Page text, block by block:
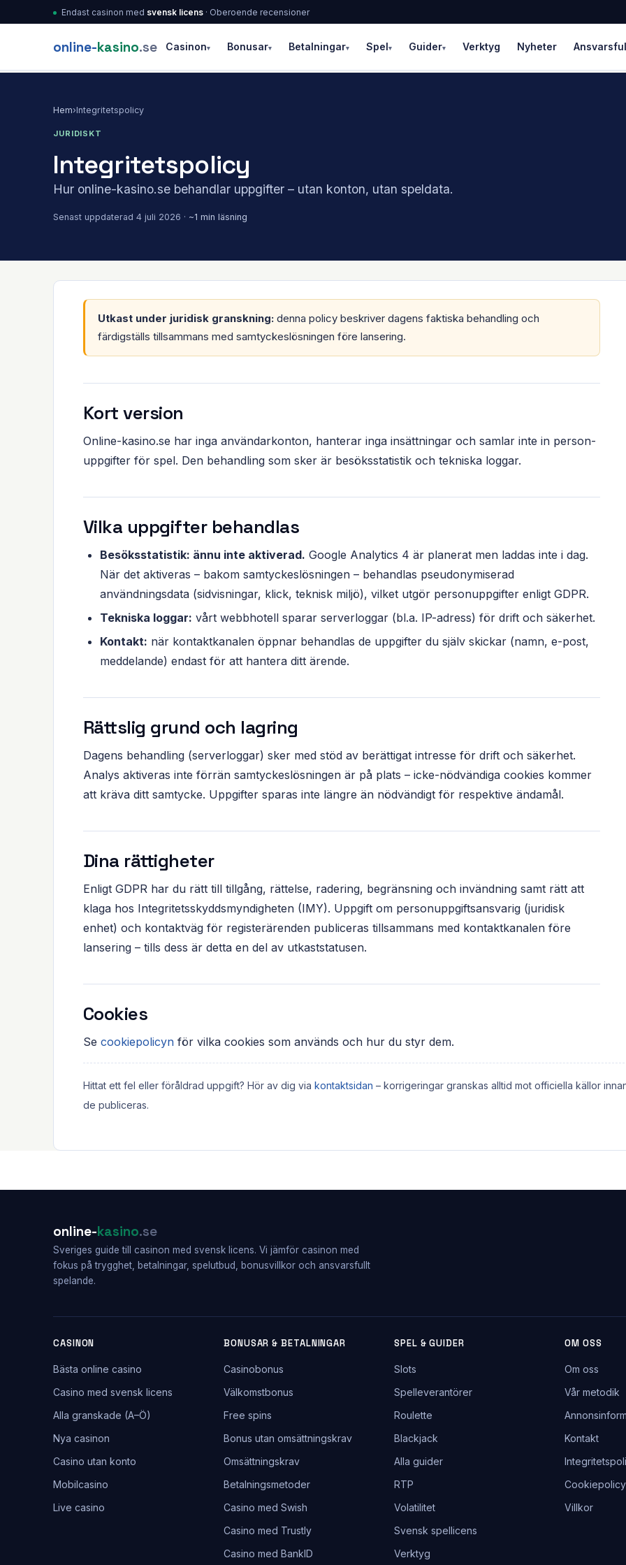
Endast casinon med svensk licens · Oberoende recensioner
online-kasino.se Casinon▾ Bonusar▾ Betalningar▾ Spel▾ Guider▾ Verktyg Nyheter
Hem›Integritetspolicy
JURIDISKT
Integritetspolicy
Hur online-kasino.se behandlar uppgifter – utan konton, utan speldata.
Senast uppdaterad 4 juli 2026 · ~1 min läsning
Utkast under juridisk granskning: denna policy beskriver dagens faktiska behandling och
färdigställs tillsammans med samtyckeslösningen före lansering.
Kort version
Online-kasino.se har inga användarkonton, hanterar inga insättningar och samlar inte in person­
uppgifter för spel. Den behandling som sker är besöksstatistik och tekniska loggar.
Vilka uppgifter behandlas
Besöksstatistik: ännu inte aktiverad. Google Analytics 4 är planerat men laddas inte i dag.
När det aktiveras – bakom samtyckeslösningen – behandlas pseudonymiserad
användningsdata (sidvisningar, klick, teknisk miljö), vilket utgör personuppgifter enligt GDPR.
Tekniska loggar: vårt webbhotell sparar serverloggar (bl.a. IP-adress) för drift och säkerhet.
Kontakt: när kontaktkanalen öppnar behandlas de uppgifter du själv skickar (namn, e-post,
meddelande) endast för att hantera ditt ärende.
Rättslig grund och lagring
Dagens behandling (serverloggar) sker med stöd av berättigat intresse för drift och säkerhet.
Analys aktiveras inte förrän samtyckeslösningen är på plats – icke-nödvändiga cookies kommer
att kräva ditt samtycke. Uppgifter sparas inte längre än nödvändigt för respektive ändamål.
Dina rättigheter
Enligt GDPR har du rätt till tillgång, rättelse, radering, begränsning och invändning samt rätt att
klaga hos Integritetsskyddsmyndigheten (IMY). Uppgift om personuppgiftsansvarig (juridisk
enhet) och kontaktväg för registerärenden publiceras tillsammans med kontaktkanalen före
lansering – tills dess är detta en del av utkaststatusen.
Cookies
Se cookiepolicyn för vilka cookies som används och hur du styr dem.
Hittat ett fel eller föråldrad uppgift? Hör av dig via kontaktsidan – korrigeringar granskas alltid mot officiella källor
de publiceras.
online-kasino.se
Sveriges guide till casinon med svensk licens. Vi jämför casinon med
fokus på trygghet, betalningar, spelutbud, bonusvillkor och ansvarsfullt
spelande.
CASINON
Bästa online casino
Casino med svensk licens
Alla granskade (A–Ö)
Nya casinon
Casino utan konto
Mobilcasino
Live casino
BONUSAR & BETALNINGAR
Casinobonus
Välkomstbonus
Free spins
Bonus utan omsättningskrav
Omsättningskrav
Betalningsmetoder
Casino med Swish
Casino med Trustly
Casino med BankID
SPEL & GUIDER
Slots
Spelleverantörer
Roulette
Blackjack
Alla guider
RTP
Volatilitet
Svensk spellicens
Verktyg
OM OSS
Om oss
Vår metodik
Kontakt
Cookiepolicy
Villkor